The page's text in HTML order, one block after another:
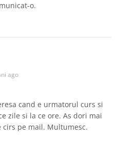
o.
ago
cand e urmatorul curs si
zile si la ce ore. As dori mai
pe mail. Multumesc.